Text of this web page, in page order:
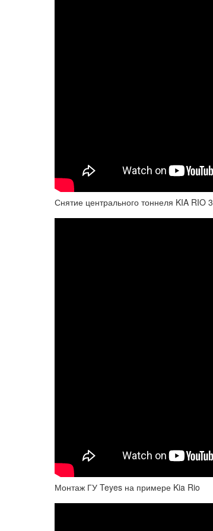
Снятие центрального тоннеля KIA RIO 3
Монтаж ГУ Teyes на примере Kia Rio